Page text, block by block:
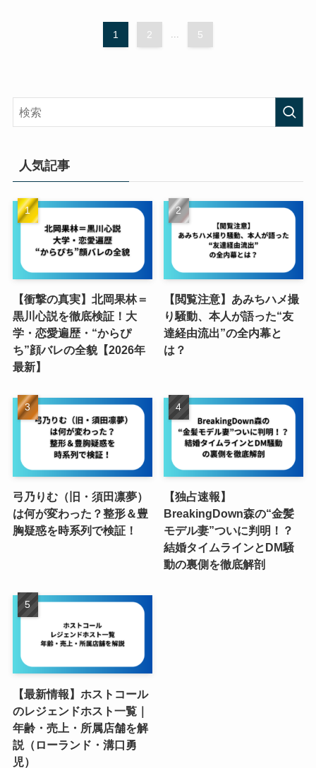
1 2 ... 5
人気記事
【衝撃の真実】北岡果林＝
黒川心説を徹底検証！大
学・恋愛遍歴・“からぴ
ち”顔バレの全貌【2026年
最新】
【閲覧注意】あみちハメ撮
り騒動、本人が語った“友
達経由流出”の全内幕と
は？
弓乃りむ（旧・須田凛夢）
は何が変わった？整形＆豊
胸疑惑を時系列で検証！
【独占速報】
BreakingDown森の“金髪
モデル妻”ついに判明！？
結婚タイムラインとDM騒
動の裏側を徹底解剖
【最新情報】ホストコール
のレジェンドホスト一覧｜
年齢・売上・所属店舗を解
説（ローランド・溝口勇
児）